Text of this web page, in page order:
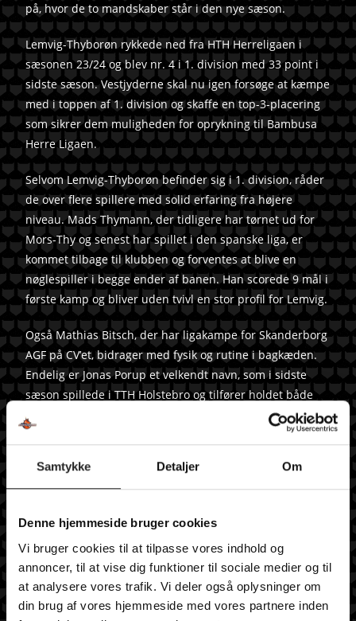
Samtykke Detaljer Om
Denne hjemmeside bruger cookies
Vi bruger cookies til at tilpasse vores indhold og
annoncer, til at vise dig funktioner til sociale medier og til
at analysere vores trafik. Vi deler også oplysninger om
din brug af vores hjemmeside med vores partnere inden
på, hvor de to mandskaber står i den nye sæson.
Lemvig-Thyborøn rykkede ned fra HTH Herreligaen i
sæsonen 23/24 og blev nr. 4 i 1. division med 33 point i
sidste sæson. Vestjyderne skal nu igen forsøge at kæmpe
med i toppen af 1. division og skaffe en top-3-placering
som sikrer dem muligheden for oprykning til Bambusa
Herre Ligaen.
Selvom Lemvig-Thyborøn befinder sig i 1. division, råder
de over flere spillere med solid erfaring fra højere
niveau. Mads Thymann, der tidligere har tørnet ud for
Mors-Thy og senest har spillet i den spanske liga, er
kommet tilbage til klubben og forventes at blive en
nøglespiller i begge ender af banen. Han scorede 9 mål i
første kamp og bliver uden tvivl en stor profil for Lemvig.
Også Mathias Bitsch, der har ligakampe for Skanderborg
AGF på CV’et, bidrager med fysik og rutine i bagkæden.
Endelig er Jonas Porup et velkendt navn, som i sidste
sæson spillede i TTH Holstebro og tilfører holdet både
erfaring og råstyrke til deres defensiv.
Der er ingen tvivl om, at Lemvig kommer til at være
de nævnte profiler rammer niveau.
HCM og leverede en rigtig flot 1. halvleg, hvor holdet
fulgte med i tempo og intensitet. Desværre blev det
tydeligt, at kræfterne ikke helt rakte over alle 60
minutter, og modstanderne trak fra i kampens sidste
fase.